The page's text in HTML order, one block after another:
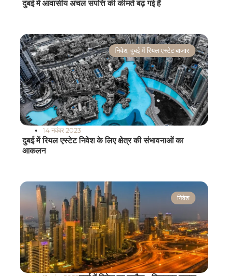
दुबई में आवासीय अचल संपत्ति की कीमतें बढ़ गई हैं
निवेश, दुबई में रियल एस्टेट बाजार
14 नवंबर 2023
दुबई में रियल एस्टेट निवेश के लिए क्षेत्र की संभावनाओं का
आकलन
निवेश